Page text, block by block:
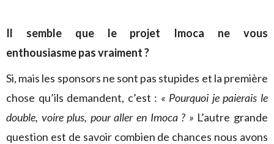
Il semble que le projet Imoca ne vous
enthousiasme pas vraiment ?
Si, mais les sponsors ne sont pas stupides et la première
chose qu’ils demandent, c’est : « Pourquoi je paierais le
double, voire plus, pour aller en Imoca ? » L’autre grande
question est de savoir combien de chances nous avons